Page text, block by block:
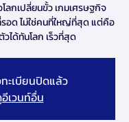
ลกเปลี่ยนขั้ว เกมเศรษฐกิจ
อด ไม่ใช่คนที่ใหญ่ที่สุด แต่คือ
ได้ทันโลก เร็วที่สุด
ะเบียนปิดแล้ว
เวนท์อื่น